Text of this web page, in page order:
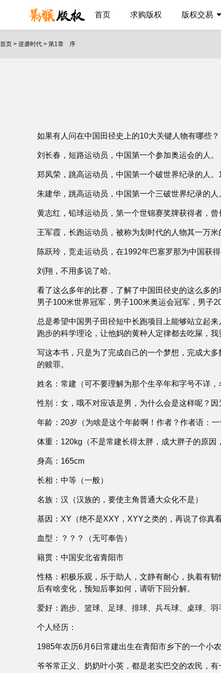
首页 求购版权 版权交易
首页 > 逆袭时代 > 第1章 序
如果有人问在中国田径史上的10大关键人物有哪些
刘长春，短路运动员，中国第一个参加奥运会的人。
郑凤荣，跳高运动员，中国第一个破世界纪录的人
朱建华，跳高运动员，中国第一个三破世界纪录的
黄志红，铅球运动员，第一个世锦赛奖牌获得者，
王军霞，长跑运动员，被称为划时代的人物其一万
陈跃玲，竞走运动员，在1992年巴塞罗那为中国获
刘翔，不用多说了哈。
看了这么多年的比赛，了解了中国田径史的这么多
男子100米世界冠军，男子100米奥运会冠军，男子
总是希望中国男子田径短中长跑项目上能够站立起
跑步的科学理论，让他妈的黄种人定律都去吃屎，
写这本书，只是为了完成自己的一个梦想，完成大
的赎罪。
姓名：常建（可不要理解为那个生卒年和字号不详
性别：女，哦不对应该是男，为什么会是这样呢？
年龄：20岁（为啥是这个年龄啊！作者？作者语：
体重：120kg（不是常建长得太胖，成大胖子的原
身高：165cm
长相：中等（一般）
名族：汉（汉族的，要使主角普通大众化不是）
基因：XY（绝不是XXY，XYY之类的，再说了你真
血型：？？？（无可奉告）
籍贯：中国安北省青阳市
性格：积极乐观，乐于助人，文静有耐心，执着有
后有啥变化，预知后事如何，请听下回分解。
爱好：跑步、篮球、足球、排球、兵乓球、桌球、
个人经历：
1985年农历6月6日常建出生在青阳市乡下的一个小
爷爷常正义、奶奶叶小英，都是老实巴交的农民，